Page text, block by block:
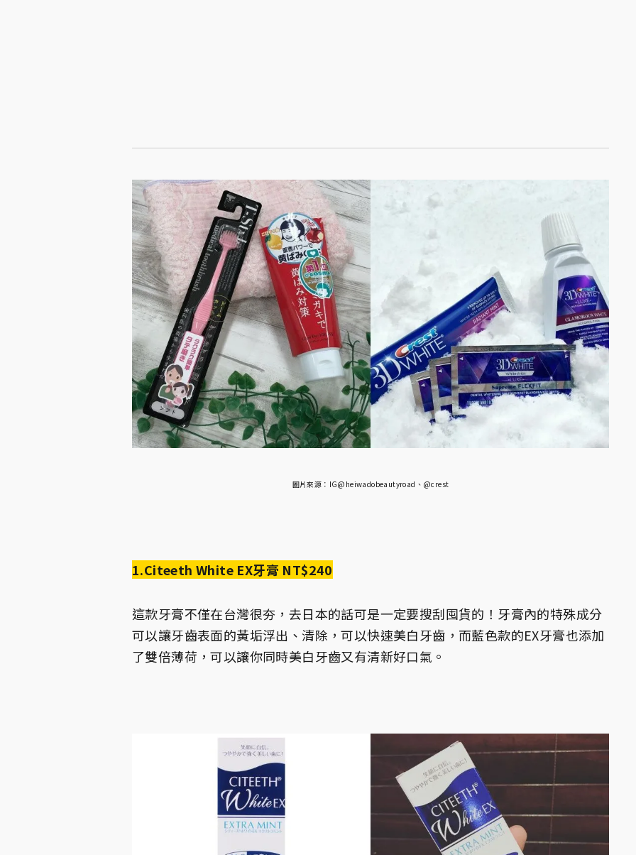
圖片來源：IG@heiwadobeautyroad、@crest
1.Citeeth White EX牙膏 NT$240
這款牙膏不僅在台灣很夯，去日本的話可是一定要搜刮囤貨的！牙膏內的特殊成分
可以讓牙齒表面的黃垢浮出、清除，可以快速美白牙齒，而藍色款的EX牙膏也添加
了雙倍薄荷，可以讓你同時美白牙齒又有清新好口氣。